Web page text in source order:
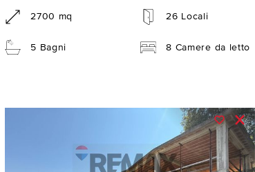
2700 mq 26 Locali
5 Bagni 8 Camere da letto